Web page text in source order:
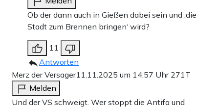
Ob der dann auch in Gießen dabei sein und ‚die
Stadt zum Brennen bringen‘ wird?
11
Antworten
Merz der Versager11.11.2025 um 14:57 Uhr 271T
Melden
Und der VS schweigt. Wer stoppt die Antifa und